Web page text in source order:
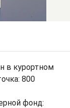
в курортном
800
фонд: